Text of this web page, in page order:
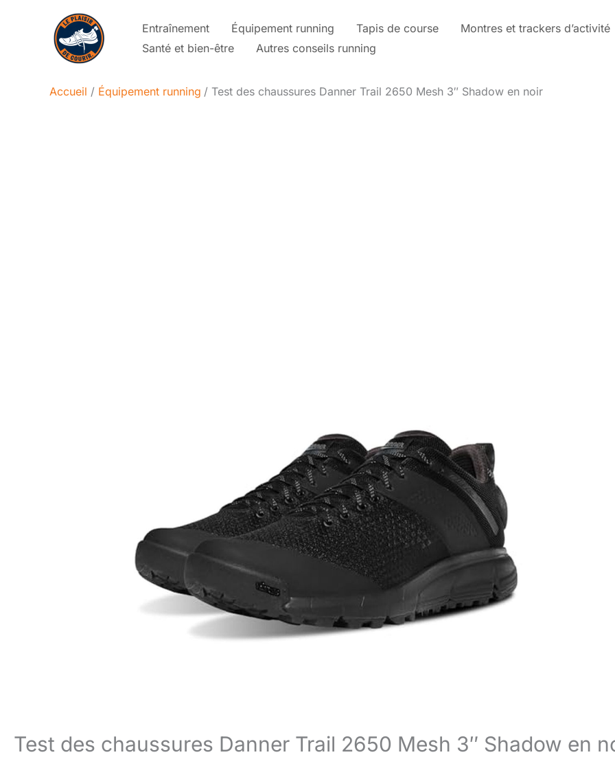
Entraînement Équipement running Tapis de course Montres et trackers d’activité
Santé et bien-être
Autres conseils running
Accueil Équipement running Test des chaussures Danner Trail 2650 Mesh 3″ Shadow en noir
Test des chaussures Danner Trail 2650 Mesh 3″ Shadow en